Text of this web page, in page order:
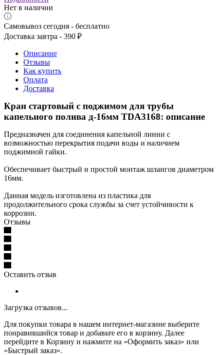
Нет в наличии
Самовывоз сегодня - бесплатно
Доставка завтра - 390 ₽
Описание
Отзывы
Как купить
Оплата
Доставка
Кран стартовый с поджимом для трубы
капельного полива д-16мм TDA3168: описание
Предназначен для соединения капельной линии с
возможностью перекрытия подачи воды и наличием
поджимной гайки.
Обеспечивает быстрый и простой монтаж шлангов диаметром
16мм.
Данная модель изготовлена из пластика для
продолжительного срока службы за счет устойчивости к
коррозии.
Отзывы
Оставить отзыв
Загрузка отзывов...
Для покупки товара в нашем интернет-магазине выберите
понравившийся товар и добавьте его в корзину. Далее
перейдите в Корзину и нажмите на «Оформить заказ» или
«Быстрый заказ».